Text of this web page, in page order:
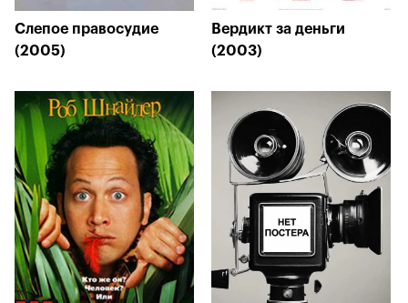
Слепое правосудие
(2005)
Вердикт за деньги
(2003)